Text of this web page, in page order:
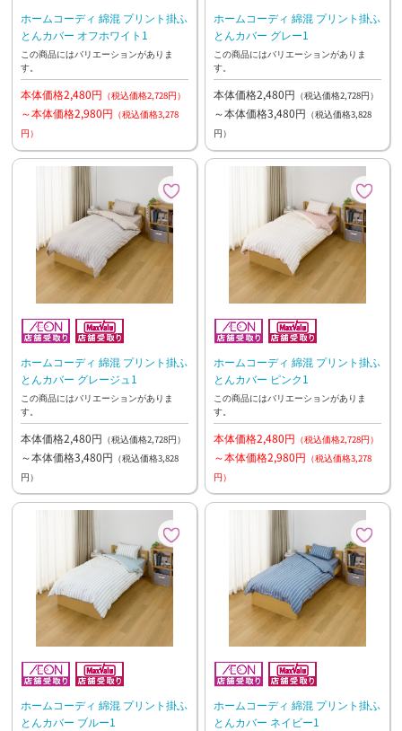
ホームコーディ 綿混 プリント掛ふ
とんカバー オフホワイト1
この商品にはバリエーションがありま
す。
本体価格2,480円 （税込価格2,728円）
～本体価格2,980円 （税込価格3,278
円）
ホームコーディ 綿混 プリント掛ふ
とんカバー グレー1
この商品にはバリエーションがありま
す。
本体価格2,480円 （税込価格2,728円）
～本体価格3,480円 （税込価格3,828
円）
ホームコーディ 綿混 プリント掛ふ
とんカバー グレージュ1
この商品にはバリエーションがありま
す。
本体価格2,480円 （税込価格2,728円）
～本体価格3,480円 （税込価格3,828
円）
ホームコーディ 綿混 プリント掛ふ
とんカバー ピンク1
この商品にはバリエーションがありま
す。
本体価格2,480円 （税込価格2,728円）
～本体価格2,980円 （税込価格3,278
円）
ホームコーディ 綿混 プリント掛ふ
とんカバー ブルー1
ホームコーディ 綿混 プリント掛ふ
とんカバー ネイビー1